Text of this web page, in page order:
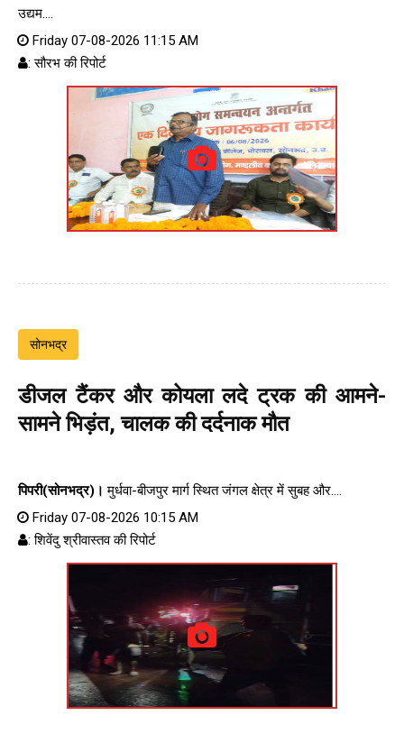
उद्यम....
Friday 07-08-2026 11:15 AM
: सौरभ की रिपोर्ट
सोनभद्र
डीजल टैंकर और कोयला लदे ट्रक की आमने-
सामने भिड़ंत, चालक की दर्दनाक मौत
पिपरी(सोनभद्र)। मुर्धवा-बीजपुर मार्ग स्थित जंगल क्षेत्र में सुबह और....
Friday 07-08-2026 10:15 AM
: शिवेंदु श्रीवास्तव की रिपोर्ट